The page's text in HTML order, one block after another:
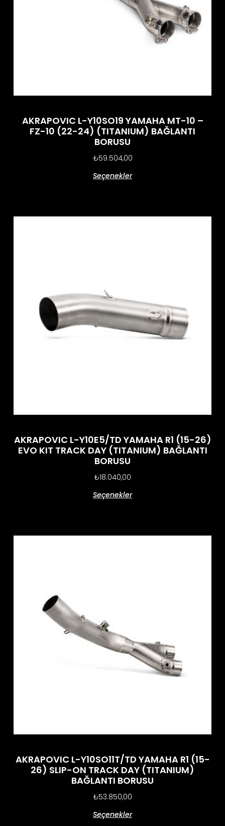
AKRAPOVIC L-Y10SO19 YAMAHA MT-10 –
FZ-10 (22-24) (TITANIUM) BAĞLANTI
BORUSU
₺59.504,00
Seçenekler
AKRAPOVIC L-Y10E5/TD YAMAHA R1 (15-26)
EVO KIT TRACK DAY (TITANIUM) BAĞLANTI
BORUSU
₺18.040,00
Seçenekler
AKRAPOVIC L-Y10SO11T/TD YAMAHA R1 (15-
26) SLIP-ON TRACK DAY (TITANIUM)
BAĞLANTI BORUSU
₺53.850,00
Seçenekler